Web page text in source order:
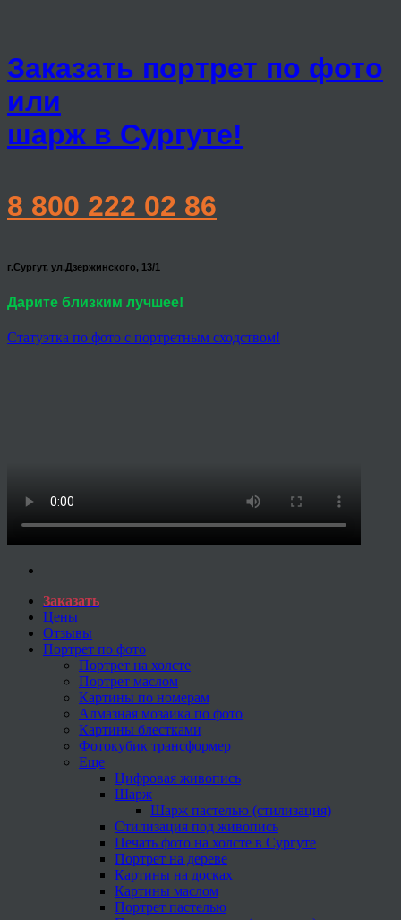
Заказать портрет по фото
или
шарж в Сургуте!
8 800 222 02 86
г.Сургут, ул.Дзержинского, 13/1
Дарите близким лучшее!
Статуэтка по фото с портретным сходством!
Заказать
Цены
Отзывы
Портрет по фото
Портрет на холсте
Портрет маслом
Картины по номерам
Алмазная мозаика по фото
Картины блестками
Фотокубик трансформер
Еще
Цифровая живопись
Шарж
Шарж пастелью (стилизация)
Стилизация под живопись
Печать фото на холсте в Сургуте
Портрет на дереве
Картины на досках
Картины маслом
Портрет пастелью